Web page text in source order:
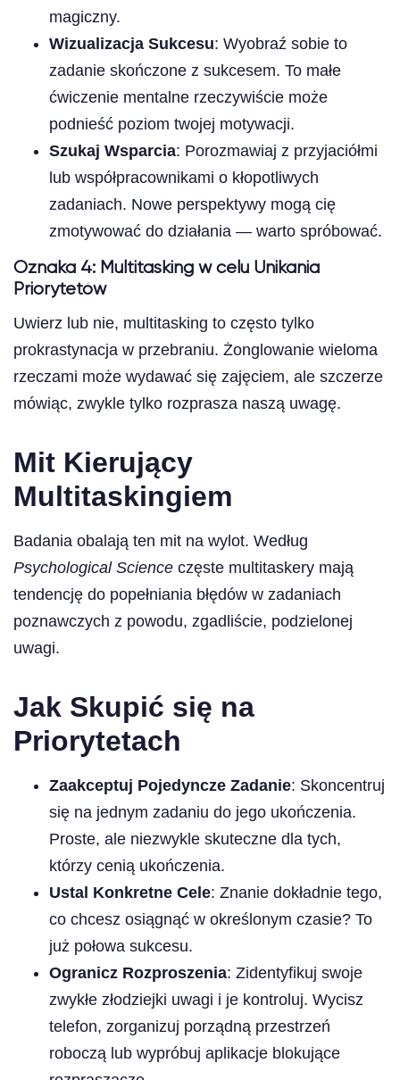
magiczny.
Wizualizacja Sukcesu: Wyobraź sobie to
zadanie skończone z sukcesem. To małe
ćwiczenie mentalne rzeczywiście może
podnieść poziom twojej motywacji.
Szukaj Wsparcia: Porozmawiaj z przyjaciółmi
lub współpracownikami o kłopotliwych
zadaniach. Nowe perspektywy mogą cię
zmotywować do działania — warto spróbować.
Oznaka 4: Multitasking w celu Unikania
Priorytetów
Uwierz lub nie, multitasking to często tylko
prokrastynacja w przebraniu. Żonglowanie wieloma
rzeczami może wydawać się zajęciem, ale szczerze
mówiąc, zwykle tylko rozprasza naszą uwagę.
Mit Kierujący
Multitaskingiem
Badania obalają ten mit na wylot. Według
Psychological Science częste multitaskery mają
tendencję do popełniania błędów w zadaniach
poznawczych z powodu, zgadliście, podzielonej
uwagi.
Jak Skupić się na
Priorytetach
Zaakceptuj Pojedyncze Zadanie: Skoncentruj
się na jednym zadaniu do jego ukończenia.
Proste, ale niezwykle skuteczne dla tych,
którzy cenią ukończenia.
Ustal Konkretne Cele: Znanie dokładnie tego,
co chcesz osiągnąć w określonym czasie? To
już połowa sukcesu.
Ogranicz Rozproszenia: Zidentyfikuj swoje
zwykłe złodziejki uwagi i je kontroluj. Wycisz
telefon, zorganizuj porządną przestrzeń
roboczą lub wypróbuj aplikacje blokujące